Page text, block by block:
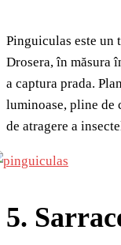
Pinguiculas este un
Drosera, în măsura
a captura prada.
luminoase, pline de
de atragere a
5.